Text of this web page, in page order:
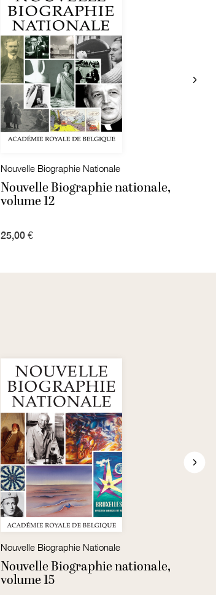
Nouvelle Biographie Nationale
Nouvelle Biographie nationale,
volume 12
25,00 €
Nouvelle Biographie Nationale
Nouvelle Biographie nationale,
volume 15